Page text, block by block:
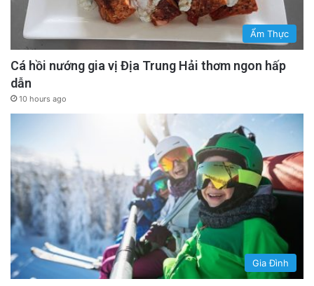
Ẩm Thực
Cá hồi nướng gia vị Địa Trung Hải thơm ngon hấp
dẫn
10 hours ago
Gia Đình